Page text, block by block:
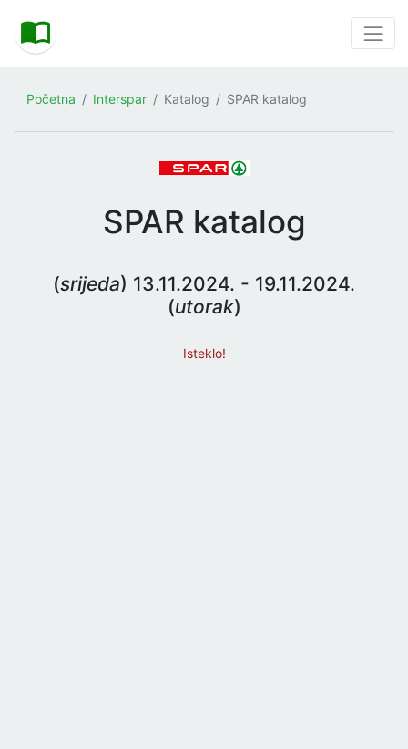
Početna Interspar Katalog SPAR katalog
SPAR katalog
(srijeda) 13.11.2024. - 19.11.2024.
(utorak)
Isteklo!